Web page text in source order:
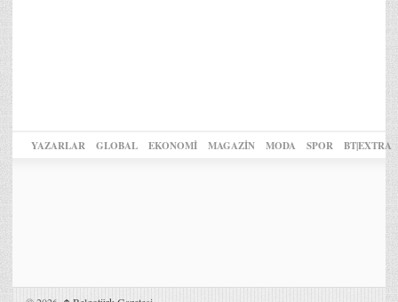
YAZARLAR GLOBAL EKONOMİ MAGAZİN MODA SPOR BT|EXTRA